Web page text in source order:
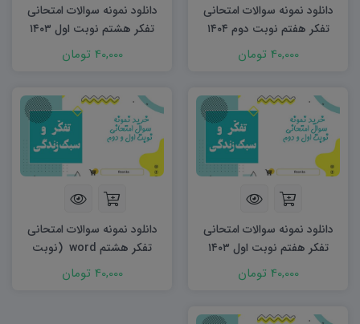
دانلود نمونه سوالات امتحانی
تفکر هفتم نوبت دوم ۱۴۰۴
word40,000 تومان
دانلود نمونه سوالات امتحانی
تفکر هشتم نوبت اول ۱۴۰۳
word40,000 تومان
دانلود نمونه سوالات امتحانی
تفکر هفتم نوبت اول ۱۴۰۳
word40,000 تومان
دانلود نمونه سوالات امتحانی
تفکر هشتم word (نوبت
دوم)40,000 تومان